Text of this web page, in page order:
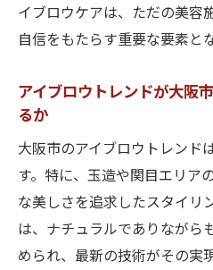
イブロウケアは、ただの美容
自信をもたらす重要な要素と
アイブロウトレンドが大阪
るか
大阪市のアイブロウトレンド
す。特に、玉造や関目エリア
な美しさを追求したスタイリ
は、ナチュラルでありながら
められ、最新の技術がその実